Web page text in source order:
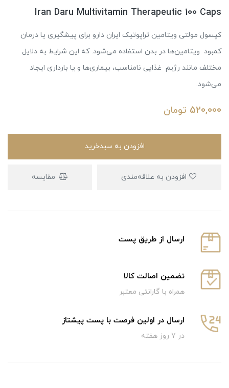
Iran Daru Multivitamin Therapeutic 100 Caps
کپسول مولتی ویتامین تراپوتیک ایران دارو برای پیشگیری یا درمان
کمبود ویتامین‌ها در بدن استفاده می‌شود. که این شرایط به دلایل
مختلف مانند رژیم غذایی نامناسب، بیماری‌ها و یا بارداری ایجاد
می‌شود.
520,000 تومان
افزودن به سبدخرید
مقایسه
ارسال از طریق پست
تضمین اصالت کالا
همراه با گارانتی معتبر
ارسال در اولین فرصت با پست پیشتاز
در 7 روز هفته